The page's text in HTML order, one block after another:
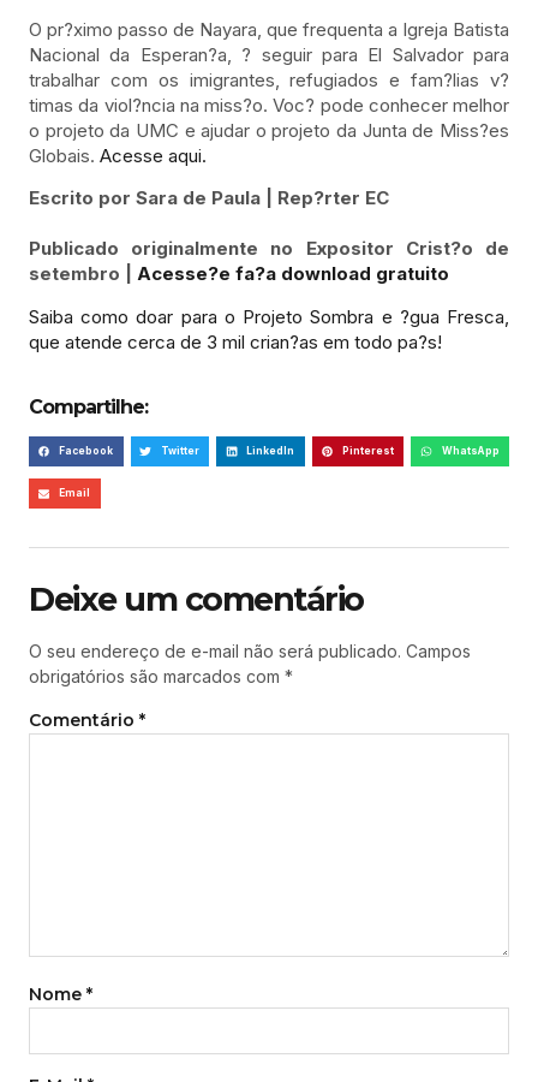
O pr?ximo passo de Nayara, que frequenta a Igreja Batista
Nacional da Esperan?a, ? seguir para El Salvador para
trabalhar com os imigrantes, refugiados e fam?lias v?
timas da viol?ncia na miss?o. Voc? pode conhecer melhor
o projeto da UMC e ajudar o projeto da Junta de Miss?es
Globais. Acesse aqui.
Escrito por Sara de Paula | Rep?rter EC
Publicado originalmente no Expositor Crist?o de
setembro | Acesse?e fa?a download gratuito
Saiba como doar para o Projeto Sombra e ?gua Fresca,
que atende cerca de 3 mil crian?as em todo pa?s!
Compartilhe:
Facebook Twitter LinkedIn Pinterest WhatsApp
Email
Deixe um comentário
O seu endereço de e-mail não será publicado. Campos
obrigatórios são marcados com *
Comentário *
Nome *